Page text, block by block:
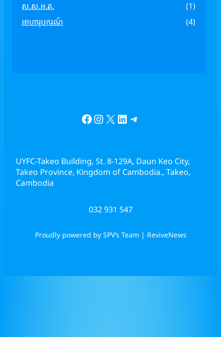
ស.ស.អ.ត.
(1)
អាហារូបករណ៍
(4)
Facebook
Instagram
X LinkedIn
Telegram
UYFC-Takeo Building, St. 8-129A, Daun Keo City,
Takeo Province, Kingdom of Cambodia., Takeo,
Cambodia
032 931 547
Proudly powered by SPV’s Team | ReviveNews